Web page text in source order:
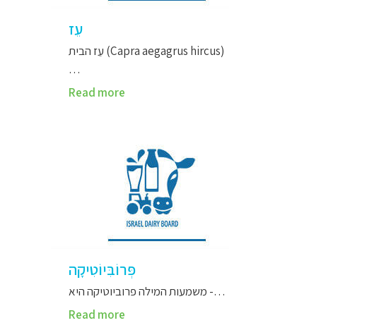
עֵז
עֵז הבית (Capra aegagrus hircus)
…
Read more
פְּרוֹבִּיוֹטִיקָה
משמעות המילה פרוביוטיקה היא -…
Read more